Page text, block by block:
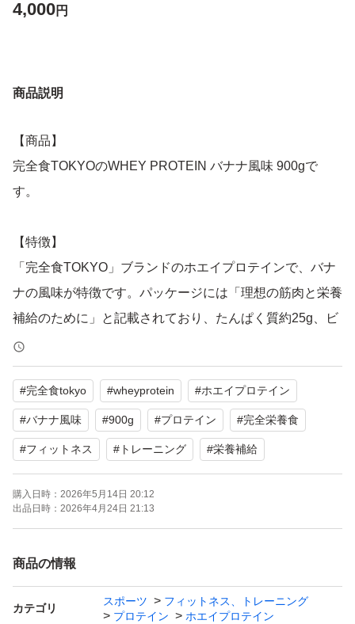
4,000円
商品説明
【商品】
完全食TOKYOのWHEY PROTEIN バナナ風味 900gで
す。
【特徴】
「完全食TOKYO」ブランドのホエイプロテインで、バナ
ナの風味が特徴です。パッケージには「理想の筋肉と栄養
補給のために」と記載されており、たんぱく質約25g、ビ
タミン13種類、ミネラル13種類、食物繊維約8g、乳酸菌1
00億個、ビフィズス菌10億個が含まれています。1食分の
栄養が100%摂取できると表示されています。
【表記・型番】
WHEY PROTEIN
【賞味期限】
#完全食tokyo #wheyprotein #ホエイプロテイン
#バナナ風味 #900g #プロテイン #完全栄養食
#フィットネス # トレーニング #栄養補給
購入日時： 2026年5月14日 20:12
出品日時： 2026年4月24日 21:13
商品の情報
カテゴリ
スポーツ
フィットネス、トレーニング
プロテイン
ホエイプロテイン